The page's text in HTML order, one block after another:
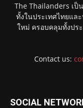
The Thailanders เป็
ทั้งในประเทศไทยแล
ใหม่ ครอบคลุมทั้งปร
Contact us:
SOCIAL